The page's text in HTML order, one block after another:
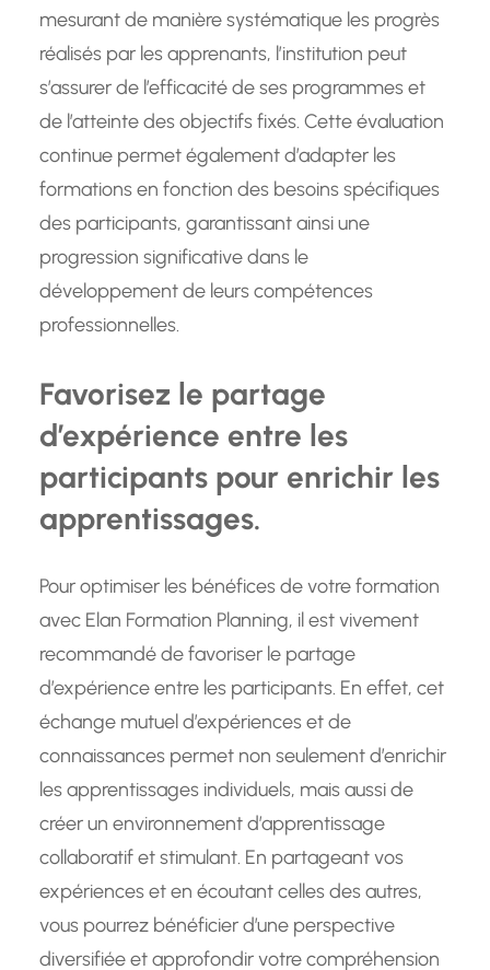
mesurant de manière systématique les progrès
réalisés par les apprenants, l’institution peut
s’assurer de l’efficacité de ses programmes et
de l’atteinte des objectifs fixés. Cette évaluation
continue permet également d’adapter les
formations en fonction des besoins spécifiques
des participants, garantissant ainsi une
progression significative dans le
développement de leurs compétences
professionnelles.
Favorisez le partage
d’expérience entre les
participants pour enrichir les
apprentissages.
Pour optimiser les bénéfices de votre formation
avec Elan Formation Planning, il est vivement
recommandé de favoriser le partage
d’expérience entre les participants. En effet, cet
échange mutuel d’expériences et de
connaissances permet non seulement d’enrichir
les apprentissages individuels, mais aussi de
créer un environnement d’apprentissage
collaboratif et stimulant. En partageant vos
expériences et en écoutant celles des autres,
vous pourrez bénéficier d’une perspective
diversifiée et approfondir votre compréhension